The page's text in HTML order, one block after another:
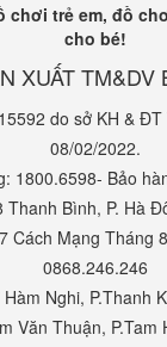
chơi trẻ em, đồ
cho bé!
XUẤT TM&DV
do sở KH &
08/02/2022.
1800.6598- Bảo
Thanh Bình, P. Hà
Cách Mạng Tháng
0868.246.246
Nghi, P.Thanh
Văn Thuận, P.Tam